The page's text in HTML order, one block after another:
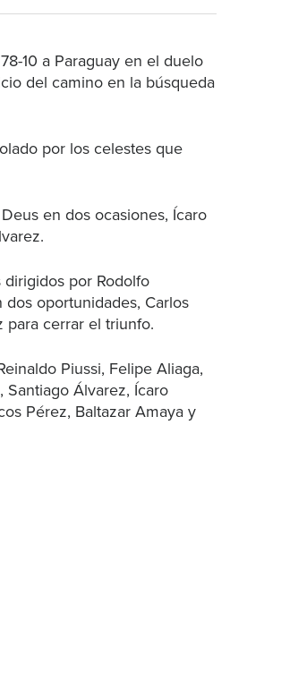
10 a Paraguay en el duelo
del camino en la búsqueda
por los celestes que
en dos ocasiones, Ícaro
por Rodolfo
oportunidades, Carlos
para cerrar el triunfo.
Piussi, Felipe Aliaga,
Santiago Álvarez, Ícaro
Pérez, Baltazar Amaya y